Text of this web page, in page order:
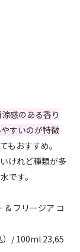
感のある香り
すいのが特徴
もおすすめ。
けれど種類が多
です。
& フリージア コ
）/ 100ml 23,65